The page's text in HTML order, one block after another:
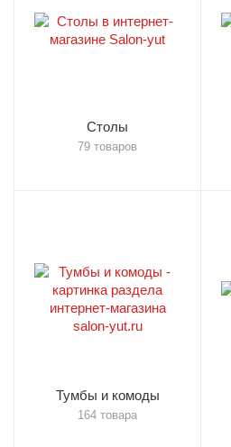
Столы
79 товаров
Тумбы и комоды
164 товара